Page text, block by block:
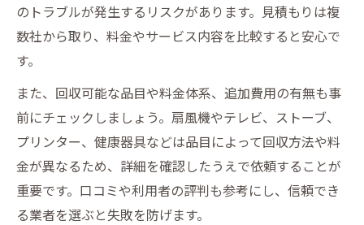
のトラブルが発生するリスクがあります。見積もりは複
数社から取り、料金やサービス内容を比較すると安心で
す。
また、回収可能な品目や料金体系、追加費用の有無も事
前にチェックしましょう。扇風機やテレビ、ストーブ、
プリンター、健康器具などは品目によって回収方法や料
金が異なるため、詳細を確認したうえで依頼することが
重要です。口コミや利用者の評判も参考にし、信頼でき
る業者を選ぶと失敗を防げます。